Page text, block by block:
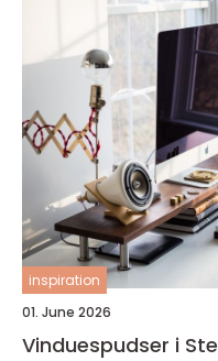
inspiration
01. June 2026
Vinduespudser i